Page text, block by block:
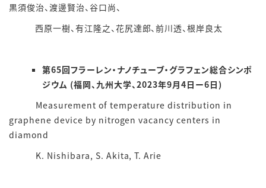
黒須俊治、渡邊賢治、谷口尚、
西原一樹、有江隆之、花尻達郎、前川透、根岸良太
第65回フラーレン・ナノチューブ・グラフェン総合シンポ
ジウム (福岡、九州大学、2023年9月4日ー6日)
Measurement of temperature distribution in
graphene device by nitrogen vacancy centers in
diamond
K. Nishibara, S. Akita, T. Arie